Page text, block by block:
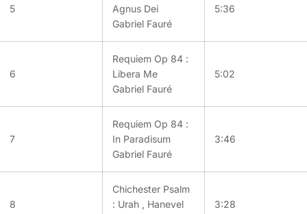
5
Agnus Dei
Gabriel Fauré
5:36
6
Requiem Op 84 :
Libera Me
Gabriel Fauré
5:02
7
Requiem Op 84 :
In Paradisum
Gabriel Fauré
3:46
8
Chichester Psalm
: Urah , Hanevel
3:28